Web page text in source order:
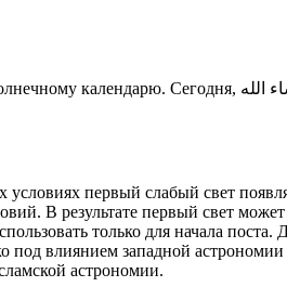
первый слабый свет
В результате первый свет
только для начала
под влиянием западной
астрономии.